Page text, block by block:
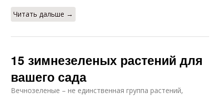
Читать дальше →
15 зимнезеленых растений для
вашего сада
Вечнозеленые – не единственная группа растений,